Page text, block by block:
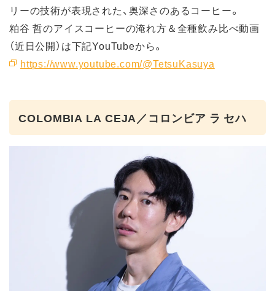
リーの技術が表現された、奥深さのあるコーヒー。
粕谷 哲のアイスコーヒーの淹れ方＆全種飲み比べ動画
（近日公開）は下記YouTubeから。
https://www.youtube.com/@TetsuKasuya
COLOMBIA LA CEJA／コロンビア ラ セハ